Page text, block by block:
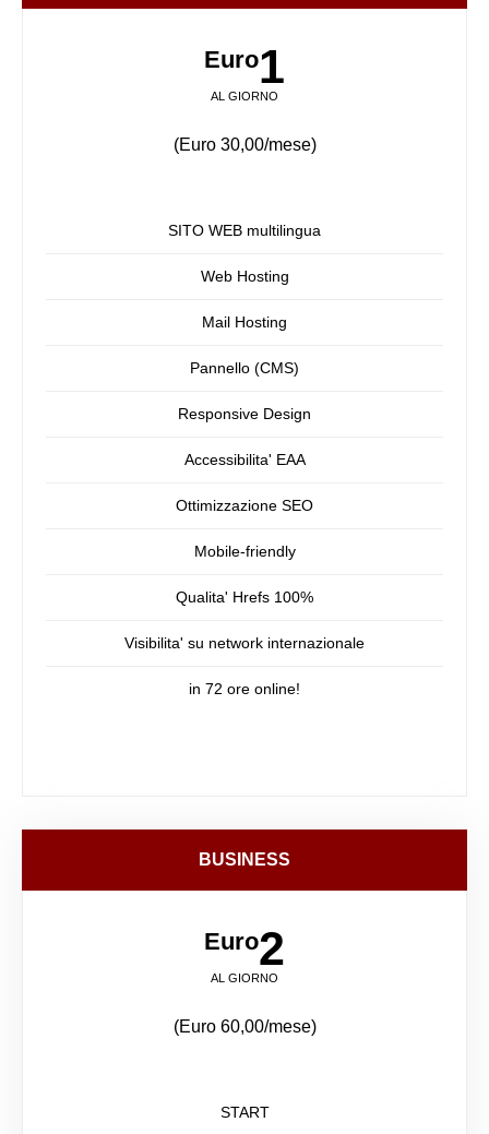
Euro1
AL GIORNO
(Euro 30,00/mese)
SITO WEB multilingua
Web Hosting
Mail Hosting
Pannello (CMS)
Responsive Design
Accessibilita' EAA
Ottimizzazione SEO
Mobile-friendly
Qualita' Hrefs 100%
Visibilita' su network internazionale
in 72 ore online!
BUSINESS
Euro2
AL GIORNO
(Euro 60,00/mese)
START